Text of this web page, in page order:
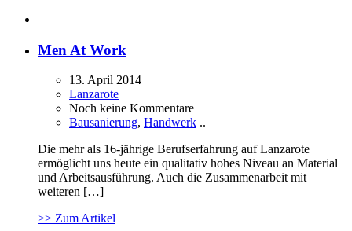
Men At Work
13. April 2014
Lanzarote
Noch keine Kommentare
Bausanierung, Handwerk ..
Die mehr als 16-jährige Berufserfahrung auf Lanzarote
ermöglicht uns heute ein qualitativ hohes Niveau an Material
und Arbeitsausführung. Auch die Zusammenarbeit mit
weiteren […]
>> Zum Artikel